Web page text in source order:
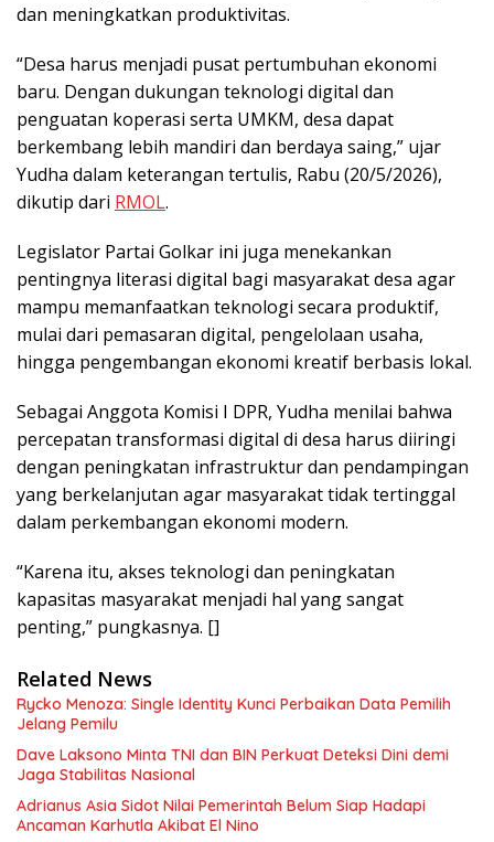
dan meningkatkan produktivitas.
“Desa harus menjadi pusat pertumbuhan ekonomi
baru. Dengan dukungan teknologi digital dan
penguatan koperasi serta UMKM, desa dapat
berkembang lebih mandiri dan berdaya saing,” ujar
Yudha dalam keterangan tertulis, Rabu (20/5/2026),
dikutip dari RMOL.
Legislator Partai Golkar ini juga menekankan
pentingnya literasi digital bagi masyarakat desa agar
mampu memanfaatkan teknologi secara produktif,
mulai dari pemasaran digital, pengelolaan usaha,
hingga pengembangan ekonomi kreatif berbasis lokal.
Sebagai Anggota Komisi I DPR, Yudha menilai bahwa
percepatan transformasi digital di desa harus diiringi
dengan peningkatan infrastruktur dan pendampingan
yang berkelanjutan agar masyarakat tidak tertinggal
dalam perkembangan ekonomi modern.
“Karena itu, akses teknologi dan peningkatan
kapasitas masyarakat menjadi hal yang sangat
penting,” pungkasnya. []
Related News
Rycko Menoza: Single Identity Kunci Perbaikan Data Pemilih
Jelang Pemilu
Dave Laksono Minta TNI dan BIN Perkuat Deteksi Dini demi
Jaga Stabilitas Nasional
Adrianus Asia Sidot Nilai Pemerintah Belum Siap Hadapi
Ancaman Karhutla Akibat El Nino